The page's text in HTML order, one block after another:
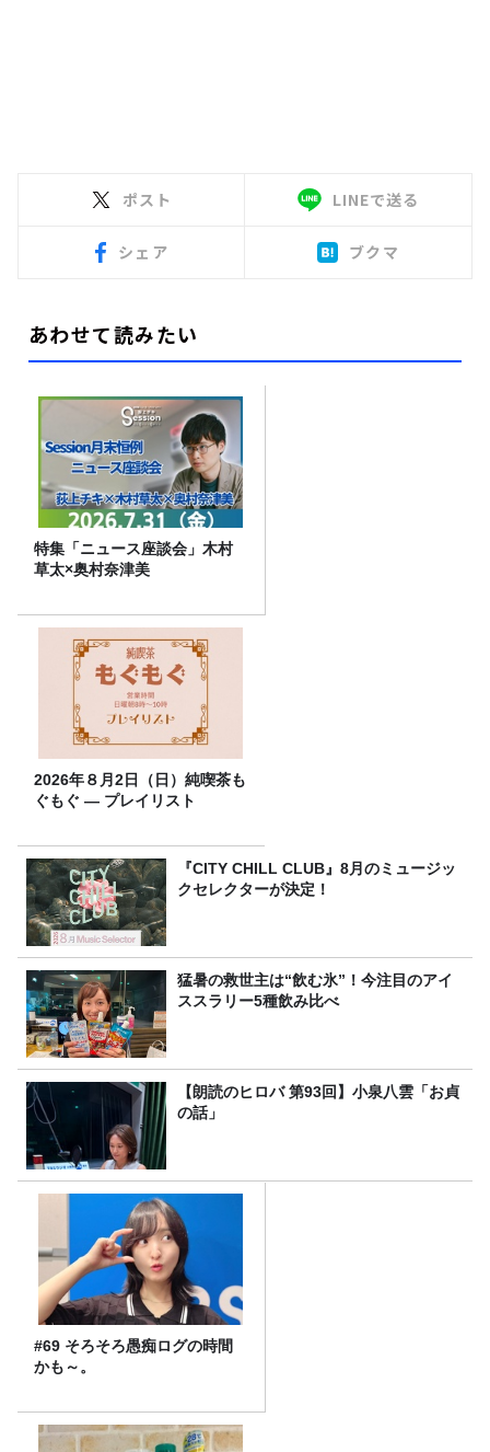
ポスト LINEで送る
シェア ブクマ
あわせて読みたい
特集「ニュース座談会」木村
草太×奥村奈津美
2026年８月2日（日）純喫茶も
ぐもぐ ― プレイリスト
『CITY CHILL CLUB』8月のミュージッ
クセレクターが決定！
猛暑の救世主は“飲む氷”！今注目のアイ
ススラリー5種飲み比べ
【朗読のヒロバ 第93回】小泉八雲「お貞
の話」
#69 そろそろ愚痴ログの時間
かも～。